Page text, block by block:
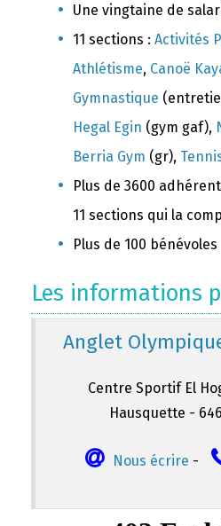
Une vingtaine de
11 sections : Activités
Athlétisme, Canoë
Gymnastique
Hegal Egin (gym gaf),
Berria Gym (gr),
Plus de 3600
11 sections qui la
Plus de 100 bénévoles
Les informations
Anglet
Centre Sportif El
Hausquette -
Nous écrire -